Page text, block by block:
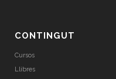
CONTINGUT
Cursos
Llibres